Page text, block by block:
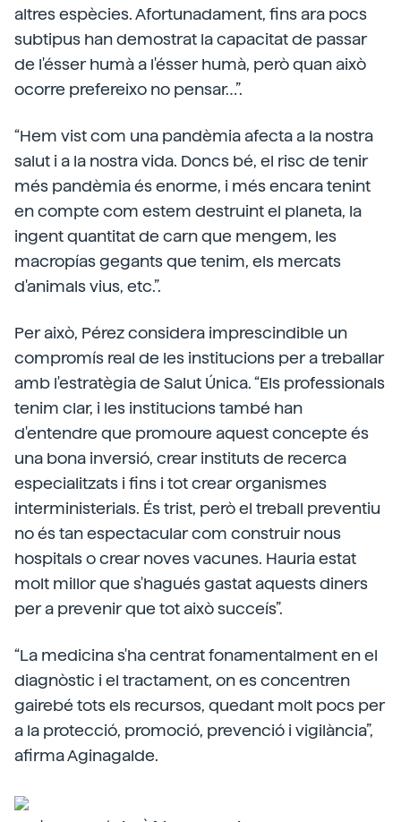
altres espècies. Afortunadament, fins ara pocs
subtipus han demostrat la capacitat de passar
de l'ésser humà a l'ésser humà, però quan això
ocorre prefereixo no pensar…”.
“Hem vist com una pandèmia afecta a la nostra
salut i a la nostra vida. Doncs bé, el risc de tenir
més pandèmia és enorme, i més encara tenint
en compte com estem destruint el planeta, la
ingent quantitat de carn que mengem, les
macropías gegants que tenim, els mercats
d'animals vius, etc.”.
Per això, Pérez considera imprescindible un
compromís real de les institucions per a treballar
amb l'estratègia de Salut Única. “Els professionals
tenim clar, i les institucions també han
d'entendre que promoure aquest concepte és
una bona inversió, crear instituts de recerca
especialitzats i fins i tot crear organismes
interministerials. És trist, però el treball preventiu
no és tan espectacular com construir nous
hospitals o crear noves vacunes. Hauria estat
molt millor que s'hagués gastat aquests diners
per a prevenir que tot això succeís”.
“La medicina s'ha centrat fonamentalment en el
diagnòstic i el tractament, on es concentren
gairebé tots els recursos, quedant molt pocs per
a la protecció, promoció, prevenció i vigilància”,
afirma Aginagalde.